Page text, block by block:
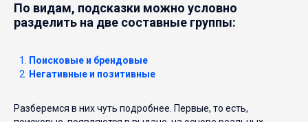
По видам, подсказки можно условно
разделить на две составные группы:
Поисковые и брендовые
Негативные и позитивные
Разберемся в них чуть подробнее. Первые, то есть,